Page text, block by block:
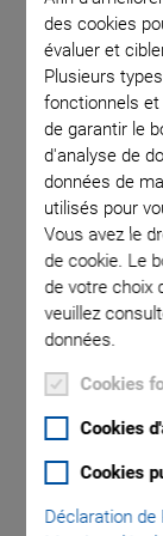
des cookies
évaluer et
Plusieurs
fonctionnels
de garantir le
d'analyse de
données de
utilisés pour
Vous avez le
de cookie. Le
de votre choix
veuillez
données.
Cookies
Cookies
Cookies
Déclaration
V-
Stage
High
linear
axis was
of the